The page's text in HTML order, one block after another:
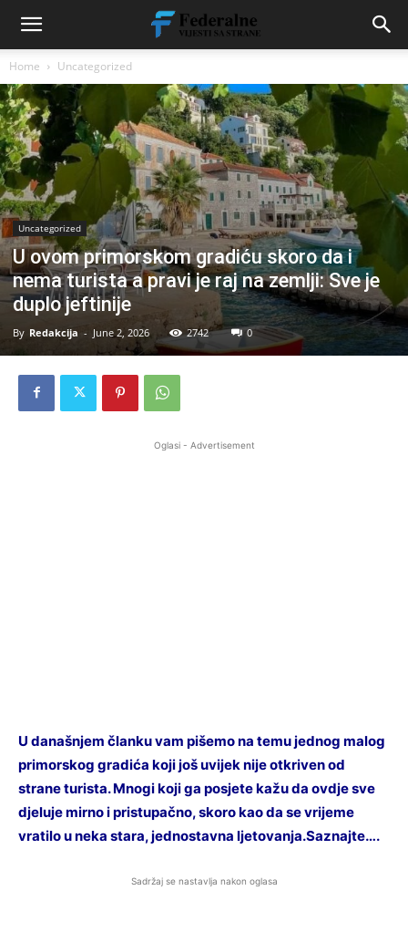
Home Uncategorized
Uncategorized
U ovom primorskom gradiću skoro da i
nema turista a pravi je raj na zemlji: Sve je
duplo jeftinije
By Redakcija - June 2, 2026 2742 0
Oglasi - Advertisement
U današnjem članku vam pišemo na temu jednog malog
primorskog gradića koji još uvijek nije otkriven od
strane turista. Mnogi koji ga posjete kažu da ovdje sve
djeluje mirno i pristupačno, skoro kao da se vrijeme
vratilo u neka stara, jednostavna ljetovanja.Saznajte….
Sadržaj se nastavlja nakon oglasa